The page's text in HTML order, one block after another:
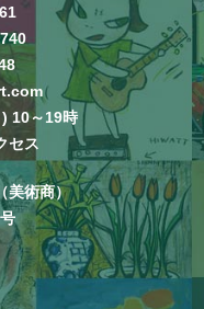
10～19時
セス
美術商）